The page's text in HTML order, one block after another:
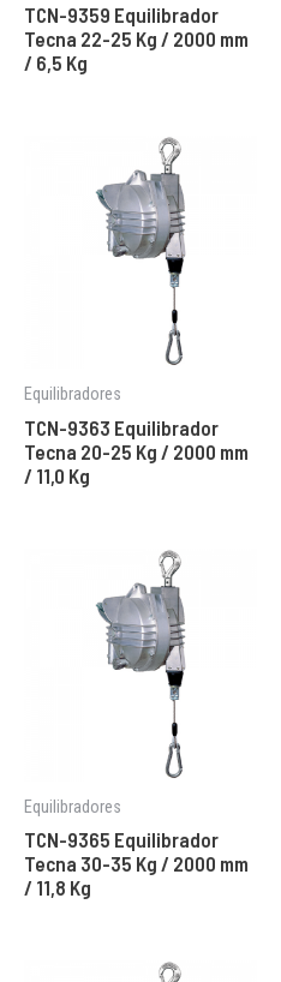
TCN-9359 Equilibrador
Tecna 22-25 Kg / 2000 mm
/ 6,5 Kg
Equilibradores
TCN-9363 Equilibrador
Tecna 20-25 Kg / 2000 mm
/ 11,0 Kg
Equilibradores
TCN-9365 Equilibrador
Tecna 30-35 Kg / 2000 mm
/ 11,8 Kg